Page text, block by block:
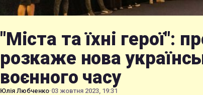
"Міста та їхні герої":
розкаже нова
воєнного часу
Юлія Любченко·03 жовтня 2023, 19:31